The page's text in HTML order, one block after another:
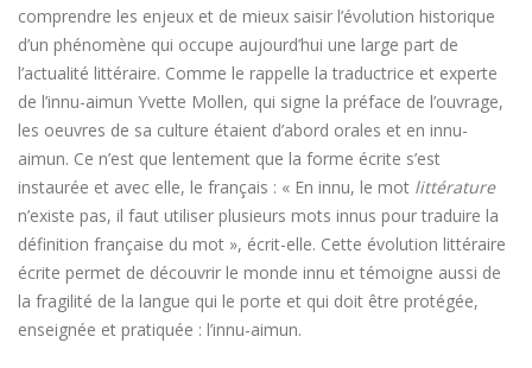
comprendre les enjeux et de mieux saisir l’évolution historique
d’un phénomène qui occupe aujourd’hui une large part de
l’actualité littéraire. Comme le rappelle la traductrice et experte
de l’innu-aimun Yvette Mollen, qui signe la préface de l’ouvrage,
les oeuvres de sa culture étaient d’abord orales et en innu-
aimun. Ce n’est que lentement que la forme écrite s’est
instaurée et avec elle, le français : « En innu, le mot littérature
n’existe pas, il faut utiliser plusieurs mots innus pour traduire la
définition française du mot », écrit-elle. Cette évolution littéraire
écrite permet de découvrir le monde innu et témoigne aussi de
la fragilité de la langue qui le porte et qui doit être protégée,
enseignée et pratiquée : l’innu-aimun.